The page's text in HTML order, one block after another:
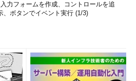
力フォームを作成、コントロールを追
、ボタンでイベント実行 (1/3)